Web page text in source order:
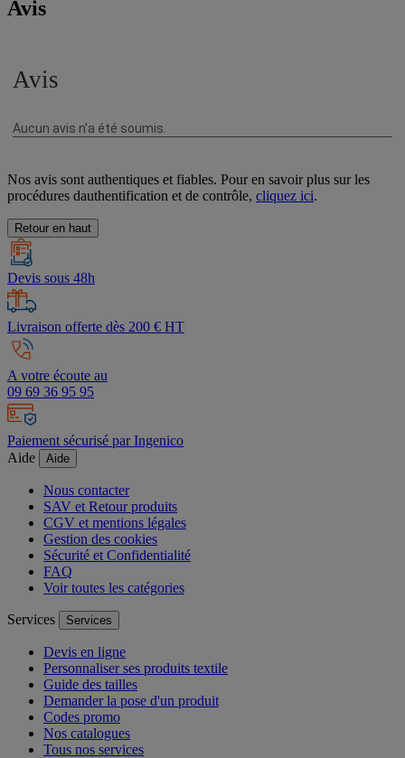
Avis
Nos avis sont authentiques et fiables. Pour en savoir plus sur les
procédures dauthentification et de contrôle, cliquez ici.
Retour en haut
Devis sous 48h
Livraison offerte dès 200 € HT
A votre écoute au
09 69 36 95 95
Paiement sécurisé par Ingenico
Aide
Aide
Nous contacter
SAV et Retour produits
CGV et mentions légales
Gestion des cookies
Sécurité et Confidentialité
FAQ
Voir toutes les catégories
Services Services
Devis en ligne
Personnaliser ses produits textile
Guide des tailles
Demander la pose d'un produit
Codes promo
Nos catalogues
Tous nos services